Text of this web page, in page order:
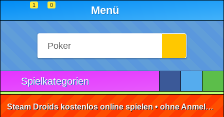
1 0 Menü
Spielkategorien
Steam Droids kostenlos online spielen • ohne Anmeldung 🕹️